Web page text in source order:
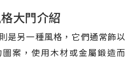
大門介紹
是另一種風格，它們通常飾以
案，使用木材或金屬鍛造而